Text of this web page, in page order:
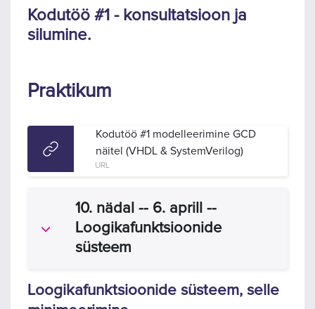
Kodutöö #1 - konsultatsioon ja
silumine.
Praktikum
Kodutöö #1 modelleerimine GCD
näitel (VHDL & SystemVerilog)
URL
Ahenda
10. nädal -- 6. aprill --
Loogikafunktsioonide
süsteem
Loogikafunktsioonide süsteem, selle